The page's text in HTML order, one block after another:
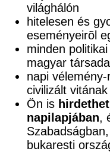
világhálón
hitelesen és
eseményeirõl
minden
magyar
napi
civilizált vitának
Ön is hirdethet
napilapjában,
bukaresti